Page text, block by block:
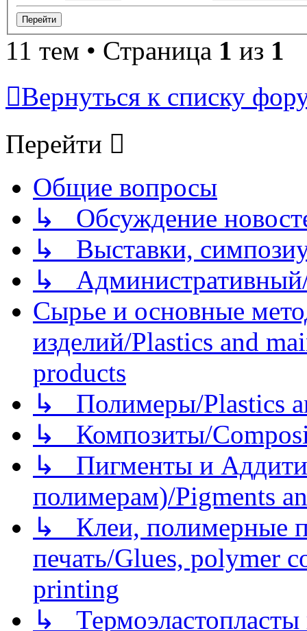
11 тем • Страница 1 из 1
Вернуться к списку
Перейти
Общие вопросы
↳ Обсуждение
↳ Выставки,
↳
Сырье и основные
изделий/Plastics and
products
↳ Полимеры/Plastics
↳ Композиты/
↳ Пигменты и
полимерам)/Pigments
↳ Клеи, полимерные
печать/Glues, polymer
printing
↳